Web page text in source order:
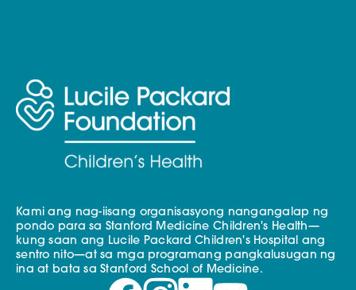
Kami ang nag-iisang organisasyong nangangalap ng
pondo para sa Stanford Medicine Children's Health—
kung saan ang Lucile Packard Children's Hospital ang
sentro nito—at sa mga programang pangkalusugan ng
ina at bata sa Stanford School of Medicine.